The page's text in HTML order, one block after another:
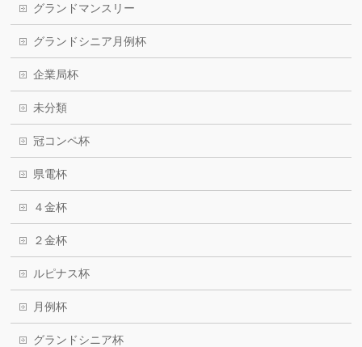
グランドマンスリー
グランドシニア月例杯
企業局杯
未分類
冠コンペ杯
県電杯
４金杯
２金杯
ルピナス杯
月例杯
グランドシニア杯